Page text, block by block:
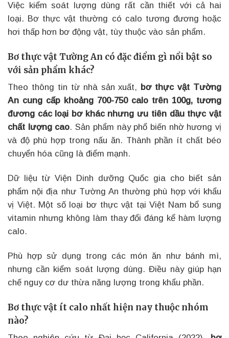
Việc kiểm soát lượng dùng rất cần thiết với cả hai
loại. Bơ thực vật thường có calo tương đương hoặc
hơi thấp hơn bơ động vật, tùy thuộc vào sản phẩm.
Bơ thực vật Tường An có đặc điểm gì nổi bật so
với sản phẩm khác?
Theo thông tin từ nhà sản xuất, bơ thực vật Tường
An cung cấp khoảng 700-750 calo trên 100g, tương
đương các loại bơ khác nhưng ưu tiên dầu thực vật
chất lượng cao. Sản phẩm này phổ biến nhờ hương vị
và độ phù hợp trong nấu ăn. Thành phần ít chất béo
chuyển hóa cũng là điểm mạnh.
Dữ liệu từ Viện Dinh dưỡng Quốc gia cho biết sản
phẩm nội địa như Tường An thường phù hợp với khẩu
vị Việt. Một số loại bơ thực vật tại Việt Nam bổ sung
vitamin nhưng không làm thay đổi đáng kể hàm lượng
calo.
Phù hợp sử dụng trong các món ăn như bánh mì,
nhưng cần kiểm soát lượng dùng. Điều này giúp hạn
chế nguy cơ dư thừa năng lượng trong khẩu phần.
Bơ thực vật ít calo nhất hiện nay thuộc nhóm
nào?